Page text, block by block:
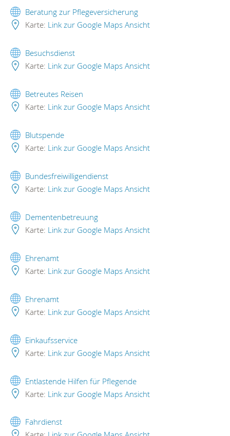
Beratung zur Pflegeversicherung
Karte: Link zur Google Maps Ansicht
Besuchsdienst
Karte: Link zur Google Maps Ansicht
Betreutes Reisen
Karte: Link zur Google Maps Ansicht
Blutspende
Karte: Link zur Google Maps Ansicht
Bundesfreiwilligendienst
Karte: Link zur Google Maps Ansicht
Dementenbetreuung
Karte: Link zur Google Maps Ansicht
Ehrenamt
Karte: Link zur Google Maps Ansicht
Ehrenamt
Karte: Link zur Google Maps Ansicht
Einkaufsservice
Karte: Link zur Google Maps Ansicht
Entlastende Hilfen für Pflegende
Karte: Link zur Google Maps Ansicht
Fahrdienst